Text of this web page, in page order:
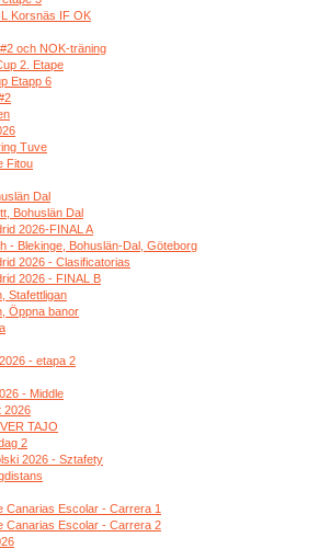
Korsnäs IF OK
och NOK-träning
2. Etape
Etapp 6
Tuve
Fitou
Dal
Bohuslän Dal
2026-FINAL A
- Blekinge, Bohuslän-Dal, Göteborg
2026 - Clasificatorias
2026 - FINAL B
Stafettligan
Öppna banor
- etapa 2
- Middle
2026
TAJO
2
2026 - Sztafety
Canarias Escolar - Carrera 1
Canarias Escolar - Carrera 2